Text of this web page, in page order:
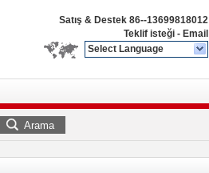
Satış & Destek 86--13699818012
Teklif isteği - Email
Select Language
Arama